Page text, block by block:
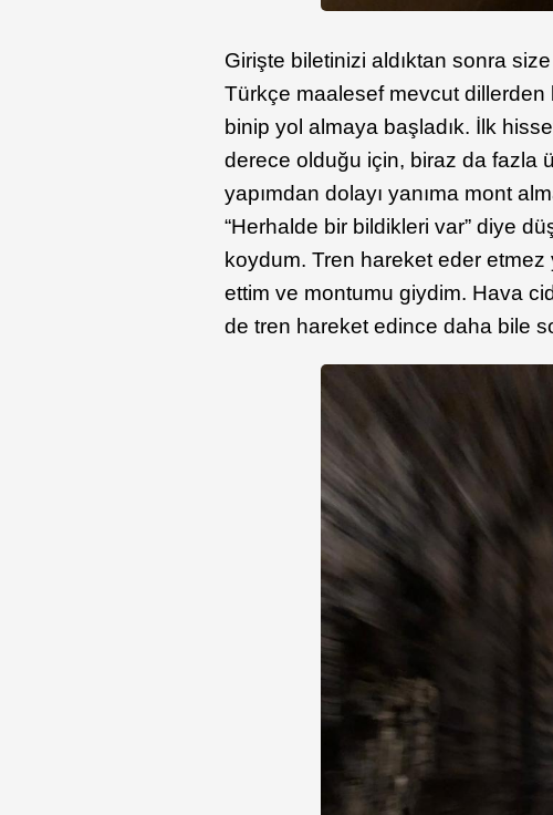
Girişte biletinizi aldıktan sonra
Türkçe maalesef mevcut
binip yol almaya başladık. İlk
derece olduğu için, biraz da fazla
yapımdan dolayı yanıma mont
“Herhalde bir bildikleri var” diye
koydum. Tren hareket eder etmez
ettim ve montumu giydim. Hava
de tren hareket edince daha bile